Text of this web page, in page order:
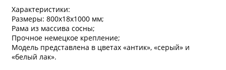
Характеристики:
Размеры: 800х18х1000 мм;
Рама из массива сосны;
Прочное немецкое крепление;
Модель представлена в цветах «антик», «серый» и
«белый лак».